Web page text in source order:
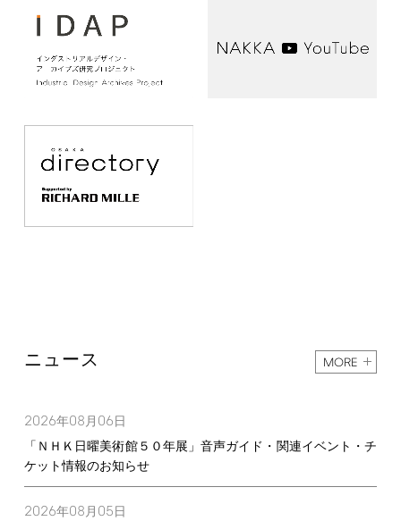
ニュース MORE
2026年08月 06日
「ＮＨＫ日曜美術館５０年展」音声ガイド・関連イベント・チ
ケット情報のお知らせ
2026年08月 05日